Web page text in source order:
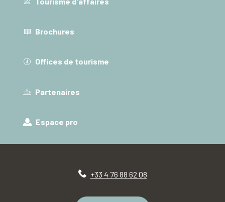
Brochures
Offices de tourisme
Partenaires
Espace pro
+33 4 76 88 62 08